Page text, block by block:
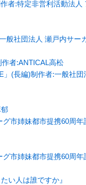
者:特定非営利活動法人
般社団法人 瀬戸内サー
作者:ANTICAL高松
」(長編)制作者:一般社団
市姉妹都市提携60周年
市姉妹都市提携60周年
い人は誰ですか』